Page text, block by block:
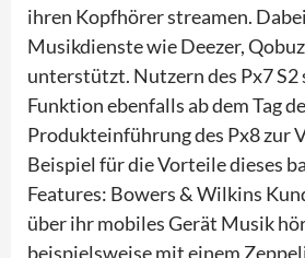
ihren Kopfhörer streamen.
Musikdienste wie Deezer,
unterstützt. Nutzern des Px7 S2
Funktion ebenfalls ab dem Tag
Produkteinführung des Px8 zur
Beispiel für die Vorteile dieses
Features: Bowers & Wilkins
über ihr mobiles Gerät Musik
beispielsweise mit einem